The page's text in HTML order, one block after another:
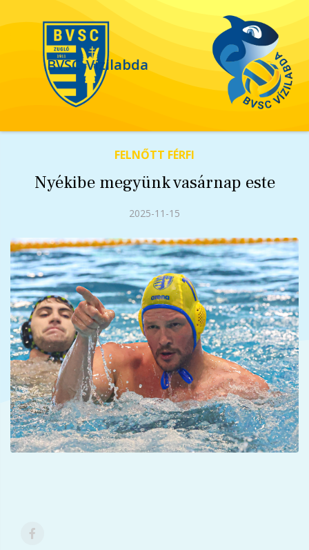
BVSC Vízilabda
FELNŐTT FÉRFI
Nyékibe megyünk vasárnap este
2025-11-15